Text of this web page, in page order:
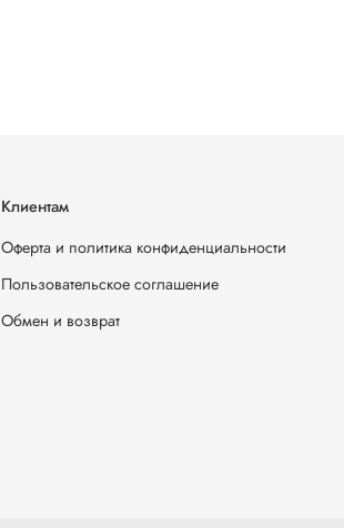
Клиентам
Оферта и политика конфиденциальности
Пользовательское соглашение
Обмен и возврат